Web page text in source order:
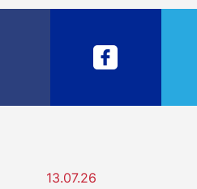
13.07.26